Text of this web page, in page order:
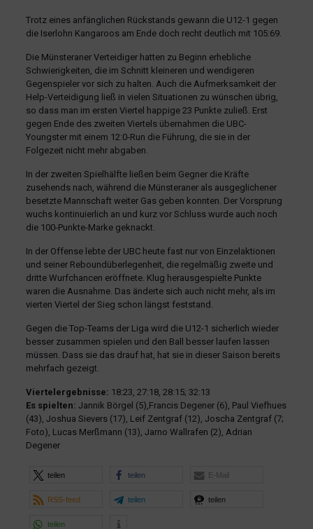
Trotz eines anfänglichen Rückstands gewann die U12-1 gegen
die Iserlohn Kangaroos am Ende doch recht deutlich mit 105:69.
Die Münsteraner Verteidiger hatten zu Beginn erhebliche
Schwierigkeiten, die im Schnitt kleineren und wendigeren
Gegenspieler vor sich zu halten. Auch die Aufmerksamkeit der
Help-Verteidigung ließ in vielen Situationen zu wünschen übrig,
so dass man im ersten Viertel happige 23 Punkte zuließ. Erst
gegen Ende des zweiten Viertels übernahmen die UBC-
Youngster mit einem 12:0-Run die Führung, die sie in der
Folgezeit nicht mehr abgaben.
In der zweiten Spielhälfte ließen beim Gegner die Kräfte
zusehends nach, während die Münsteraner als ausgeglichener
besetzte Mannschaft weiter Gas geben konnten. Der Vorsprung
wuchs kontinuierlich an und kurz vor Schluss wurde auch noch
die 100-Punkte-Marke geknackt.
In der Offense lebte der UBC heute fast nur von Einzelaktionen
und seiner Reboundüberlegenheit, die regelmäßig zweite und
dritte Wurfchancen eröffnete. Klug herausgespielte Punkte
waren die Ausnahme. Das änderte sich auch nicht mehr, als im
vierten Viertel der Sieg schon längst feststand.
Gegen die Top-Teams der Liga wird die U12-1 sicherlich wieder
besser zusammen spielen und den Ball besser laufen lassen
müssen. Dass sie das drauf hat, hat sie in dieser Saison bereits
mehrfach gezeigt.
Viertelergebnisse: 18:23, 27:18, 28:15; 32:13
Es spielten: Jannik Börgel (5),Francis Degener (6), Paul Viefhues
(43), Joshua Sievers (17), Leif Zentgraf (12), Joscha Zentgraf (7;
Foto), Lucas Merßmann (13), Jarno Wallrafen (2), Adrian
Degener
teilen teilen E-Mail
RSS-feed teilen teilen
teilen